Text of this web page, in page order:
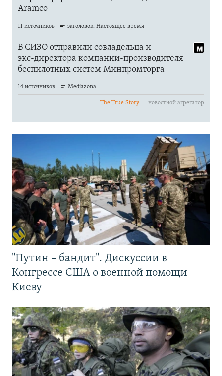
"Путин – бандит". Дискуссии в
Конгрессе США о военной помощи
Киеву